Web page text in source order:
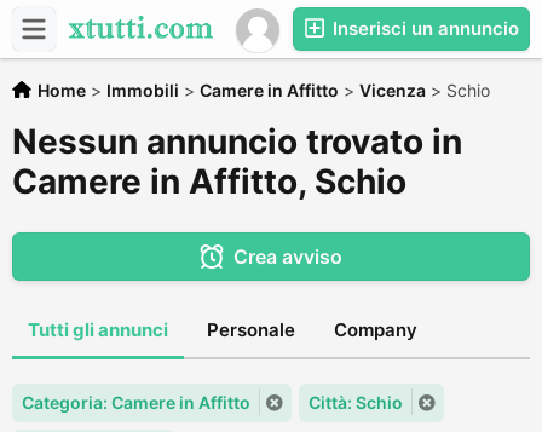
Inserisci un annuncio
Home > Immobili > Camere in Affitto > Vicenza > Schio
Nessun annuncio trovato in
Camere in Affitto, Schio
Crea avviso
Tutti gli annunci Personale Company
Categoria: Camere in Affitto Città: Schio